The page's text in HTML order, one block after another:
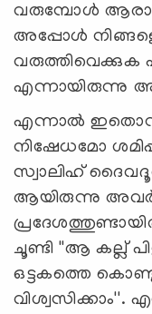
വരുമ്പോള്‍
അപ്പോള്‍
വരുത്തിവെക്കുക
എന്നായിരുന്നു
എന്നാൽ
നിഷേധമോ
സ്വാലിഹ്
ആയിരുന്നു
ചൂണ്ടി ''ആ കല്ല്
ഒട്ടകത്തെ